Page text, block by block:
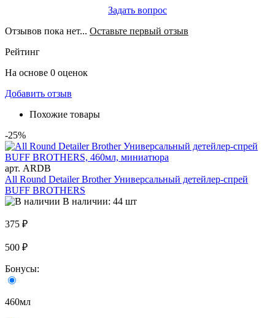
Задать вопрос
Отзывов пока нет... Оставьте первый отзыв
Рейтинг
На основе 0 оценок
Добавить отзыв
Похожие товары
-25%
арт. ARDB
All Round Detailer Brother Универсальный детейлер-спрей
BUFF BROTHERS
В наличии: 44 шт
375 ₽
500 ₽
Бонусы:
460мл